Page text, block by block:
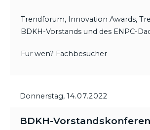
Trendforum, Innovation Awards,
BDKH-Vorstands und des ENPC-
Für wen? Fachbesucher
Donnerstag, 14.07.2022
BDKH-